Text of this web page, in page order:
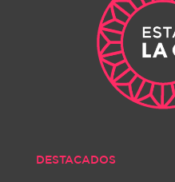
DESTACADOS